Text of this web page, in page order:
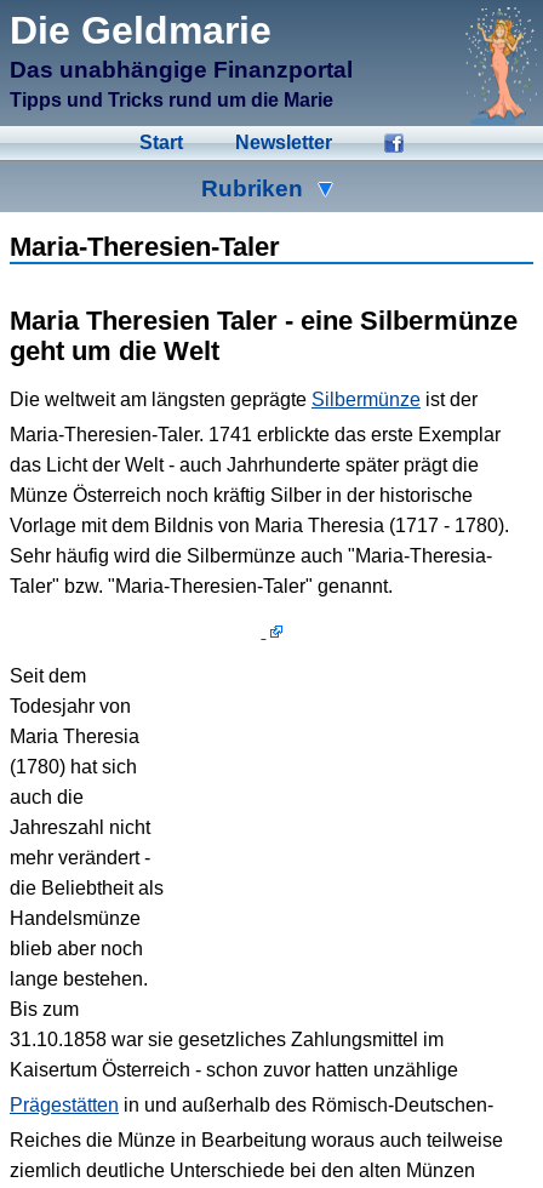
Die Geldmarie
Das unabhängige Finanzportal
Tipps und Tricks rund um die Marie
Start Newsletter
Rubriken
Energiesparen Fonds Formulare
Kleingeld Kredite Spartipps
Steuern Versicherungen
Wertpapiere Wirtschaft
Maria-Theresien-Taler
Maria Theresien Taler - eine Silbermünze
geht um die Welt
Die weltweit am längsten geprägte Silbermünze ist der
Maria-Theresien-Taler. 1741 erblickte das erste Exemplar
das Licht der Welt - auch Jahrhunderte später prägt die
Münze Österreich noch kräftig Silber in der historische
Vorlage mit dem Bildnis von Maria Theresia (1717 - 1780).
Sehr häufig wird die Silbermünze auch "Maria-Theresia-
Taler" bzw. "Maria-Theresien-Taler" genannt.
Seit dem
Todesjahr von
Maria Theresia
(1780) hat sich
auch die
Jahreszahl nicht
mehr verändert -
die Beliebtheit als
Handelsmünze
blieb aber noch
lange bestehen.
Bis zum
31.10.1858 war sie gesetzliches Zahlungsmittel im
Kaisertum Österreich - schon zuvor hatten unzählige
Prägestätten in und außerhalb des Römisch-Deutschen-
Reiches die Münze in Bearbeitung woraus auch teilweise
ziemlich deutliche Unterschiede bei den alten Münzen
μCMS α1.6
Validate HTML
Validate CSS
Check Links
Manage Files
↑E
↑C Create New Page